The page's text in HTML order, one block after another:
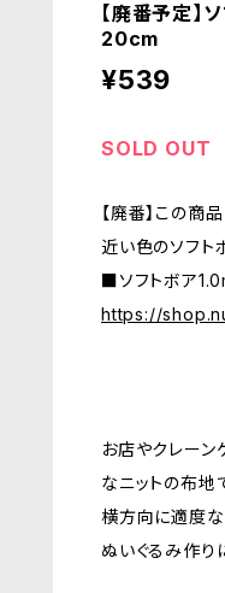
【廃番予定
20cm
¥539
SOLD OUT
【廃番】この商
近い色のソフト
■ソフトボア
https://
お店やクレーン
なニットの布地
横方向に適度な
ぬいぐるみ作り